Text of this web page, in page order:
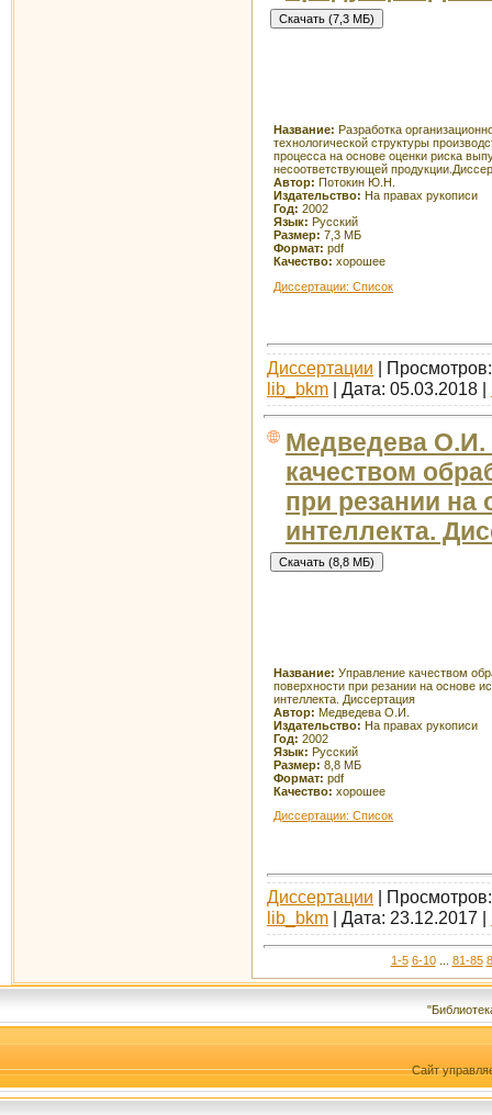
Название: Разработка
технологической структуры
процесса на основе оценки риска
несоответствующей
Автор: Потокин Ю.Н.
Издательство: На правах рукописи
Год: 2002
Язык: Русский
Размер: 7,3 МБ
Формат: pdf
Качество: хорошее
Диссертации: Список
Диссертации |
lib_bkm | Дата: 05.03.2018 |
Медведева О.И.
качеством
при резании на
интеллекта.
Название: Управление качеством
поверхности при резании на основе
интеллекта. Диссертация
Автор: Медведева О.И.
Издательство: На правах рукописи
Год: 2002
Язык: Русский
Размер: 8,8 МБ
Формат: pdf
Качество: хорошее
Диссертации: Список
Диссертации |
lib_bkm | Дата: 23.12.2017 |
1-5 6-10 81-85
Сайт